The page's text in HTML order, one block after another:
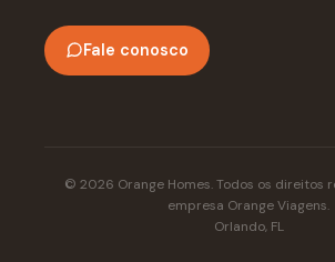
Fale conosco
© 2026 Orange Homes. Todos os direitos
empresa Orange Viagens.
Orlando, FL